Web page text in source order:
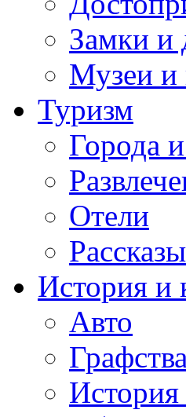
Замки и
Музеи и
Туризм
Города
Отели
История и
Авто